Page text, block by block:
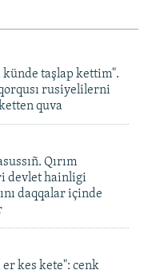
künde taşlap kettim".
rusiyelilerni
quva
Qırım
devlet hainligi
daqqalar içinde
er kes kete": cenk